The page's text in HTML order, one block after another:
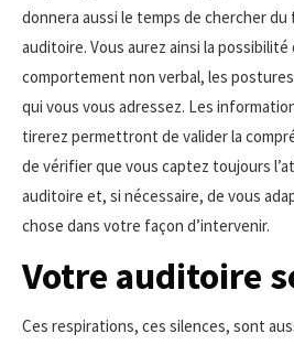
donnera aussi le temps de chercher
auditoire. Vous aurez ainsi la
comportement non verbal, les
qui vous vous adressez. Les
tirerez permettront de valider la
de vérifier que vous captez toujours
auditoire et, si nécessaire, de vous
chose dans votre façon d’intervenir.
Votre auditoire
Ces respirations, ces silences, sont